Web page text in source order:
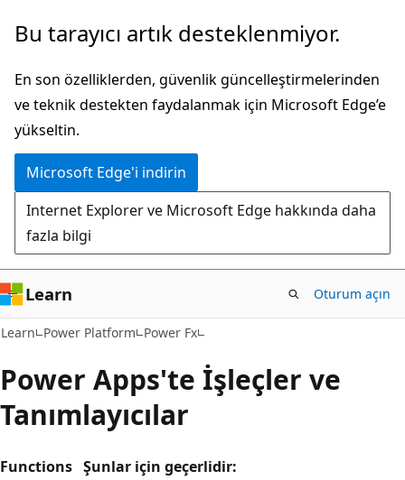
Ana
atla
Bu tarayıcı artık desteklenmiyor.
En son özelliklerden, güvenlik güncelleştirmelerinden
ve teknik destekten faydalanmak için Microsoft Edge’e
yükseltin.
Microsoft Edge'i indirin
Internet Explorer ve Microsoft Edge hakkında daha
fazla bilgi
Learn Oturum açın
Learn Power Platform Power Fx
Power Apps'te İşleçler ve
Tanımlayıcılar
Functions Şunlar için geçerlidir: